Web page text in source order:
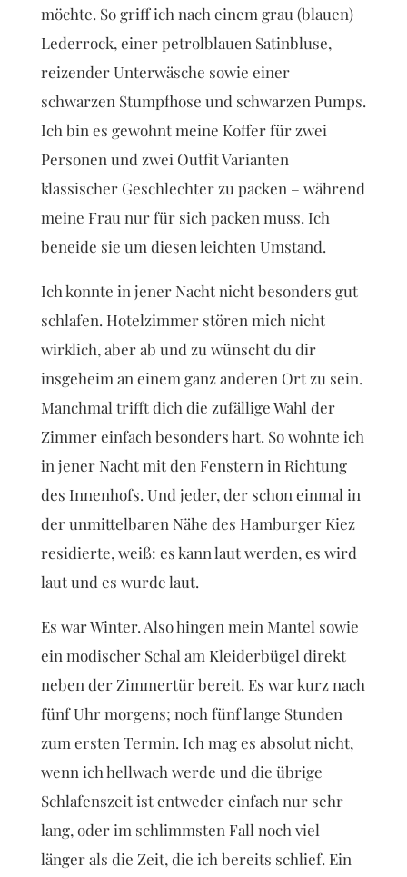
möchte. So griff ich nach einem grau (blauen)
Lederrock, einer petrolblauen Satinbluse,
reizender Unterwäsche sowie einer
schwarzen Stumpfhose und schwarzen Pumps.
Ich bin es gewohnt meine Koffer für zwei
Personen und zwei Outfit Varianten
klassischer Geschlechter zu packen – während
meine Frau nur für sich packen muss. Ich
beneide sie um diesen leichten Umstand.
Ich konnte in jener Nacht nicht besonders gut
schlafen. Hotelzimmer stören mich nicht
wirklich, aber ab und zu wünscht du dir
insgeheim an einem ganz anderen Ort zu sein.
Manchmal trifft dich die zufällige Wahl der
Zimmer einfach besonders hart. So wohnte ich
in jener Nacht mit den Fenstern in Richtung
des Innenhofs. Und jeder, der schon einmal in
der unmittelbaren Nähe des Hamburger Kiez
residierte, weiß: es kann laut werden, es wird
laut und es wurde laut.
Es war Winter. Also hingen mein Mantel sowie
ein modischer Schal am Kleiderbügel direkt
neben der Zimmertür bereit. Es war kurz nach
fünf Uhr morgens; noch fünf lange Stunden
zum ersten Termin. Ich mag es absolut nicht,
wenn ich hellwach werde und die übrige
Schlafenszeit ist entweder einfach nur sehr
lang, oder im schlimmsten Fall noch viel
länger als die Zeit, die ich bereits schlief. Ein